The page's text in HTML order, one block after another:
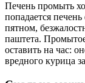
Печень промыть
попадается
пятном,
паштета.
оставить на час:
вредного курица